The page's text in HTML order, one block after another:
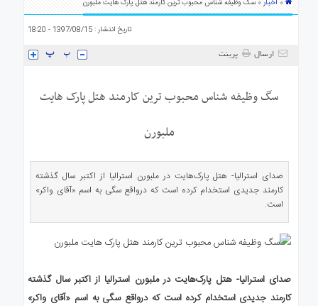
ارتباط
» اخبار» سگ وظیفه شناس محبوب ترین کارمند هتل پارک هایت ملبورن
تاریخ انتشار : 1397/08/15 - 18:20
ارسال پرینت
سگ وظیفه شناس محبوب ترین کارمند هتل پارک هایت
ملبورن
صدای استرالیا- هتل پارک‌هایت در ملبورن استرالیا از اکتبر سال گذشته
کارمند جدیدی استخدام کرده است که درواقع سگی به اسم «آقای واکر»
است.
صدای استرالیا- هتل پارک‌هایت در ملبورن استرالیا از اکتبر سال گذشته
کارمند جدیدی استخدام کرده است که درواقع سگی به اسم «آقای واکر»